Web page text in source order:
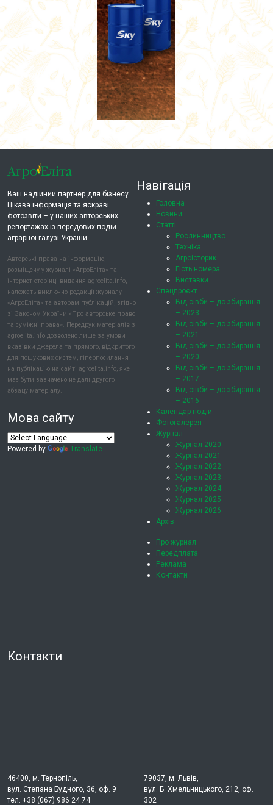
Ваш надійний партнер для бізнесу.
Цікава інформація та яскраві
фотозвіти – у наших авторських
репортажах із передових подій
аграрної галузі України.
Авторські права на інформацію,
розміщену у журналі «АгроЕліта» та
інтернет-сторінці видання agroelita.info,
належать виключно редакції журналу
«АгроЕліта» та авторам публікацій, згідно
зі Законом України «Про авторське право
та суміжні права». Передрук матеріалів з
agroelita.info дозволено лише за умови
вказівки джерела та прямого, відкритого
для пошукових систем, гіперпосилання
на публікацію на сайті agroelita.info, яке
має бути зазначено не далі другого
абзацу матеріалу.
Мова сайту
Powered by Translate
Навігація
Головна
Новини
Статті
Рослинництво
Техніка
Агроісторик
Гість номера
Виставки
Спецпроєкт
Від сівби – до збирання
– 2023
Від сівби – до збирання
– 2021
Від сівби – до збирання
– 2020
Від сівби – до збирання
– 2017
Від сівби – до збирання
– 2016
Календар подій
Фотогалерея
Журнал
Журнал 2020
Журнал 2021
Журнал 2022
Журнал 2023
Журнал 2024
Журнал 2025
Журнал 2026
Архів
Про журнал
Передплата
Реклама
Контакти
Контакти
46400, м. Тернопіль,
вул. Степана Будного, 36, оф. 9
тел. +38 (067) 986 24 74
79037, м. Львів,
вул. Б. Хмельницького, 212, оф.
302